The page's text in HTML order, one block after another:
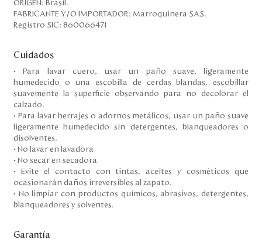
ORIGEN: Brasil.
FABRICANTE Y/O IMPORTADOR: Marroquinera SAS.
Registro SIC: 860066471
Cuidados
• Para lavar cuero, usar un paño suave, ligeramente
humedecido o una escobilla de cerdas blandas, escobillar
suavemente la superficie observando para no decolorar el
calzado.
• Para lavar herrajes o adornos metálicos, usar un paño suave
ligeramente humedecido sin detergentes, blanqueadores o
disolventes.
• No lavar en lavadora
• No secar en secadora
• Evite el contacto con tintas, aceites y cosméticos que
ocasionarán daños irreversibles al zapato.
• No limpiar con productos químicos, abrasivos, detergentes,
blanqueadores y solventes.
Garantía